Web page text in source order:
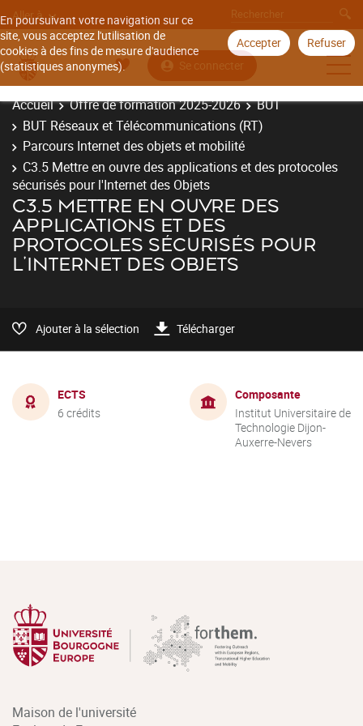
En poursuivant votre navigation sur ce
site, vous acceptez l'utilisation de
cookies à des fins de mesure d'audience
(statistiques anonymes).
Accepter Refuser
Aller à
Se connecter
Accueil Offre de formation 2025-2026
BUT
BUT Réseaux et Télécommunications (RT)
Parcours Internet des objets et mobilité
C3.5 Mettre en ouvre des applications et des protocoles
sécurisés pour l'Internet des Objets
C3.5 METTRE EN OUVRE DES
APPLICATIONS ET DES
PROTOCOLES SÉCURISÉS POUR
L'INTERNET DES OBJETS
Ajouter à la sélection Télécharger
ECTS
6 crédits
Composante
Institut Universitaire de
Technologie Dijon-
Auxerre-Nevers
Maison de l'université